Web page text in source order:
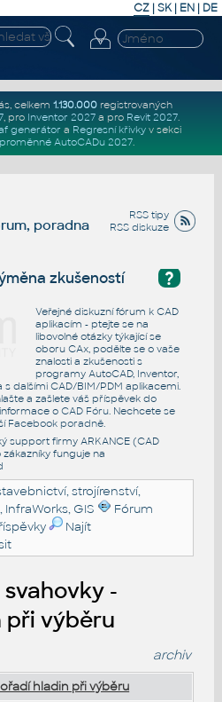
CZ | SK| EN | DE
celkem 1.130.000registrovaných
, pro Inventor 2027a pro Revit 2027.
generátor a Regresní křivkyv sekci
proměnné AutoCADu 2027.
RSS tipy
RSS diskuze
poradna
?
zkušeností
Veřejné diskuzní fórum k CAD
aplikacím - ptejte se na
libovolné otázky týkající se
oboru CAx, podělte se o vaše
znalosti a zkušenosti s
programy AutoCAD, Inventor,
s dalšími CAD/BIM/PDM aplikacemi.
a zašlete váš příspěvek do
o CAD Fóru. Nechcete se
Facebook poradně.
support firmy ARKANCE (CAD
funguje na
strojírenství,
InfraWorks, GIS
Fórum
Najít
-
při výběru
archiv
hladin při výběru